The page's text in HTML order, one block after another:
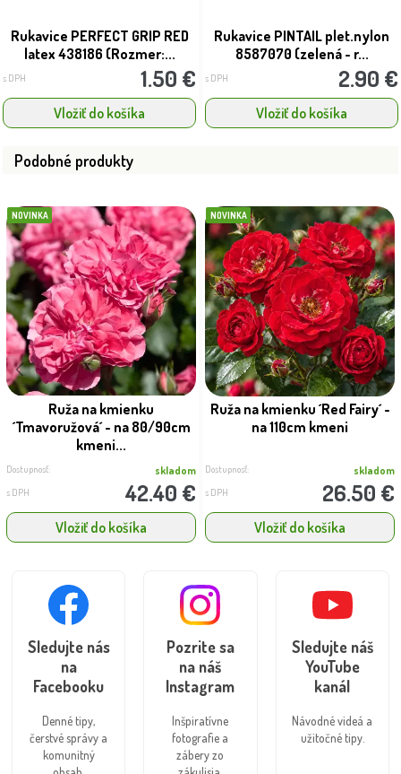
Rukavice PERFECT GRIP RED
latex 438186 (Rozmer:...
s DPH 1.50 €
Vložiť do košíka
Rukavice PINTAIL plet.nylon
8587070 (zelená - r...
s DPH 2.90 €
Vložiť do košíka
Podobné produkty
NOVINKA
Ruža na kmienku
´Tmavoružová´ - na 80/90cm
kmeni...
Dostupnosť: skladom
s DPH 42.40 €
Vložiť do košíka
NOVINKA
Ruža na kmienku ´Red Fairy´ -
na 110cm kmeni
Dostupnosť: skladom
s DPH 26.50 €
Vložiť do košíka
Sledujte nás
na
Facebooku
Denné tipy,
čerstvé správy a
komunitný
Pozrite sa
na náš
Instagram
Inšpiratívne
fotografie a
zábery zo
Sledujte náš
YouTube
kanál
Návodné videá a
užitočné tipy.